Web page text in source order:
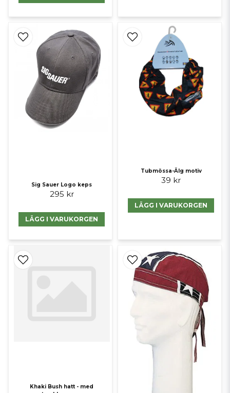
Sig Sauer Logo keps
295 kr
LÄGG I VARUKORGEN
Tubmössa-Älg motiv
39 kr
LÄGG I VARUKORGEN
Khaki Bush hatt - med